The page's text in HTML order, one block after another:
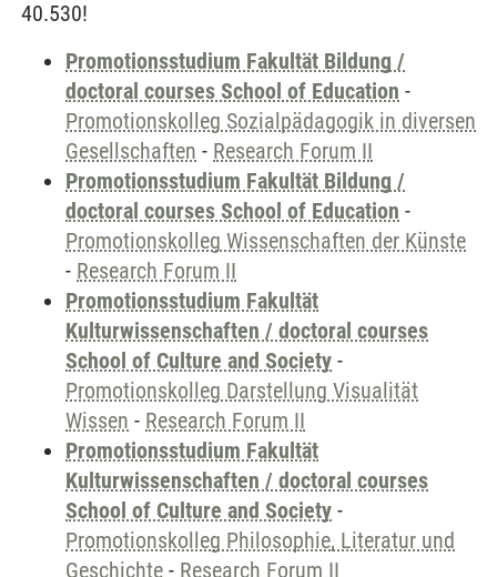
40.530!
Promotionsstudium Fakultät Bildung /
doctoral courses School of Education -
Promotionskolleg Sozialpädagogik in diversen
Gesellschaften - Research Forum II
Promotionsstudium Fakultät Bildung /
doctoral courses School of Education -
Promotionskolleg Wissenschaften der Künste
- Research Forum II
Promotionsstudium Fakultät
Kulturwissenschaften / doctoral courses
School of Culture and Society -
Promotionskolleg Darstellung Visualität
Wissen - Research Forum II
Promotionsstudium Fakultät
Kulturwissenschaften / doctoral courses
School of Culture and Society -
Promotionskolleg Philosophie, Literatur und
Geschichte - Research Forum II